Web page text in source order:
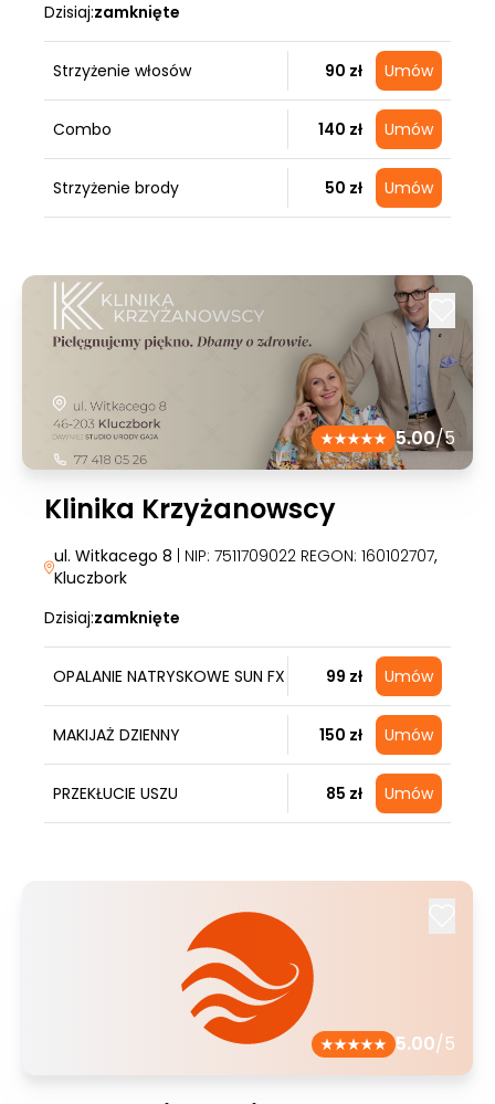
Dzisiaj:zamknięte
Strzyżenie włosów 90 zł Umów
Combo 140 zł Umów
Strzyżenie brody 50 zł Umów
5.00/5
Klinika Krzyżanowscy
ul. Witkacego 8 | NIP: 7511709022 REGON: 160102707,
Kluczbork
Dzisiaj:zamknięte
OPALANIE NATRYSKOWE SUN FX 99 zł Umów
MAKIJAŻ DZIENNY 150 zł Umów
PRZEKŁUCIE USZU 85 zł Umów
5.00/5